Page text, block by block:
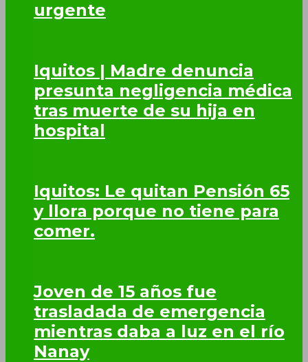
urgente
Iquitos | Madre denuncia
presunta negligencia médica
tras muerte de su hija en
hospital
Iquitos: Le quitan Pensión 65
y llora porque no tiene para
comer.
Joven de 15 años fue
trasladada de emergencia
mientras daba a luz en el río
Nanay